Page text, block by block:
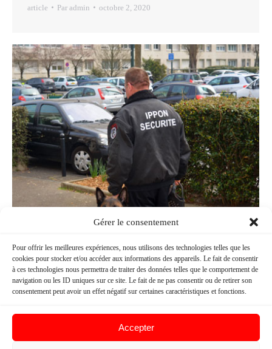
Gérer le consentement
Pour offrir les meilleures expériences, nous utilisons des technologies telles que les
cookies pour stocker et/ou accéder aux informations des appareils. Le fait de consentir
à ces technologies nous permettra de traiter des données telles que le comportement de
navigation ou les ID uniques sur ce site. Le fait de ne pas consentir ou de retirer son
consentement peut avoir un effet négatif sur certaines caractéristiques et fonctions.
Accepter
article Par admin octobre 2, 2020